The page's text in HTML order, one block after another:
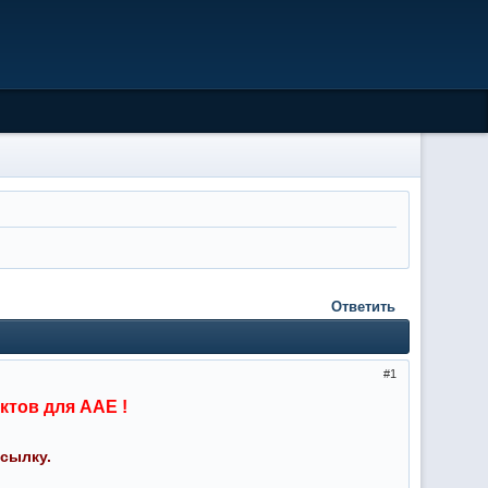
Ответить
1
для ААЕ !